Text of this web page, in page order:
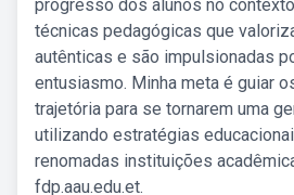
progresso dos alunos no
técnicas pedagógicas que
autênticas e são impulsionadas
entusiasmo. Minha meta é guiar
trajetória para se tornarem uma
utilizando estratégias
renomadas instituições
fdp.aau.edu.et.